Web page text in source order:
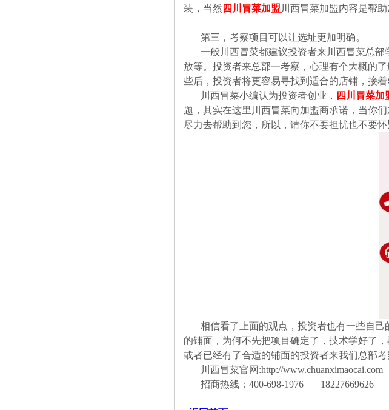
装，当然 四川冒菜加盟 川西冒菜加盟内容是帮
第三，考察项目可以让选址更加明确。
一般川西冒菜都建议投资者来川西冒菜总
放等。投资者来总部一考察，心理有个大概的
些后，投资者将更容易寻找到适合的店铺，接着
川西冒菜小编认为投资者创业， 四川冒菜加
题，其实在这里川西冒菜向加盟商承诺，当你
尽力去帮助到您，所以，请你不要担忧也不要
相信看了上面的观点，投资者也有一些自
的铺面，为何不先把项目确定了，技术学好了
或者已经有了合适的铺面的投资者来我们总部考
川西冒菜官网:http://www.chuanximaocai.com
招商热线：400-698-1976 18227669626